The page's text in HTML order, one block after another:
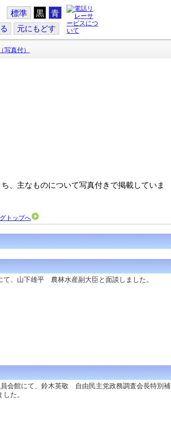
標準 黒 青
元にもどす
写真付）
、主なものについて写真付きで掲載していま
トップへ
て、山下雄平 農林水産副大臣と面談しました。
会館にて、鈴木英敬 自由民主党政務調査会長特別補
た。